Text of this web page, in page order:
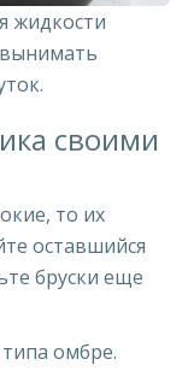
жидкости
своими
то их
оставшийся
бруски еще
омбре.